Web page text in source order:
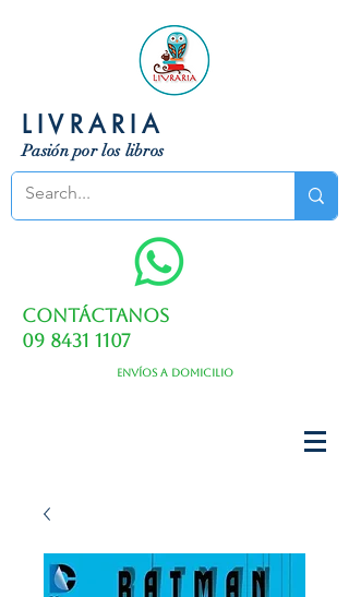
LIVRARIA
Pasión por los libros
Contáctanos
09 8431 1107
Envíos a domicilio